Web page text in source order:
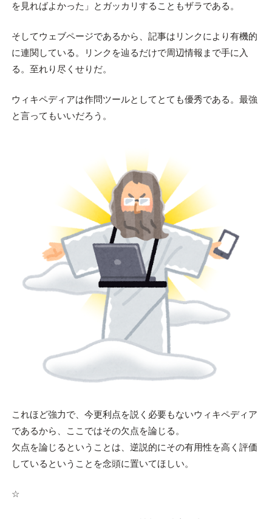
を見ればよかった」とガッカリすることもザラである。
そしてウェブページであるから、記事はリンクにより有機的
に連関している。リンクを辿るだけで周辺情報まで手に入
る。至れり尽くせりだ。
ウィキペディアは作問ツールとしてとても優秀である。最強
と言ってもいいだろう。
これほど強力で、今更利点を説く必要もないウィキペディア
であるから、ここではその欠点を論じる。
欠点を論じるということは、逆説的にその有用性を高く評価
しているということを念頭に置いてほしい。
☆